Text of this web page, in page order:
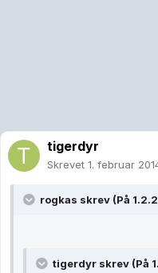
tigerdyr
Skrevet 1. februar
rogkas skrev (På
tigerdyr skrev (På